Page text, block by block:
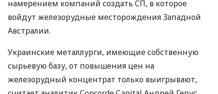
намерением компаний создать СП, в которое
войдут железорудные месторождения Западной
Австралии.
Украинские металлурги, имеющие собственную
сырьевую базу, от повышения цен на
железорудный концентрат только выигрывают,